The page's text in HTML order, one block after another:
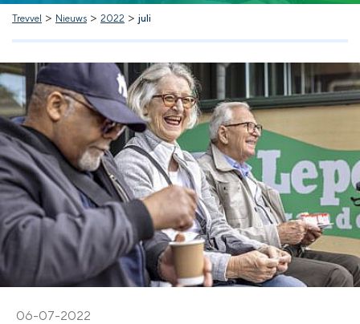
Nieuws
Trevvel > Nieuws > 2022 > juli
06-07-2022